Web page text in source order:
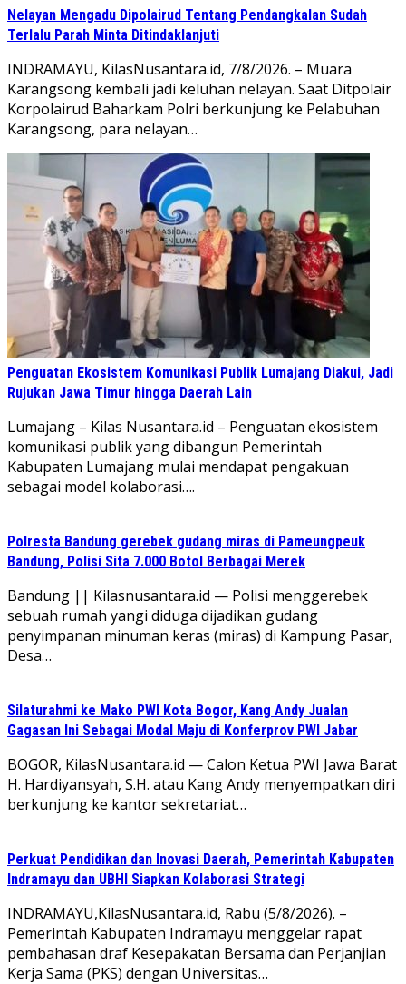
Nelayan Mengadu Dipolairud Tentang Pendangkalan Sudah
Terlalu Parah Minta Ditindaklanjuti
INDRAMAYU, KilasNusantara.id, 7/8/2026. – Muara
Karangsong kembali jadi keluhan nelayan. Saat Ditpolair
Korpolairud Baharkam Polri berkunjung ke Pelabuhan
Karangsong, para nelayan…
Penguatan Ekosistem Komunikasi Publik Lumajang Diakui, Jadi
Rujukan Jawa Timur hingga Daerah Lain
Lumajang – Kilas Nusantara.id – Penguatan ekosistem
komunikasi publik yang dibangun Pemerintah
Kabupaten Lumajang mulai mendapat pengakuan
sebagai model kolaborasi….
Polresta Bandung gerebek gudang miras di Pameungpeuk
Bandung, Polisi Sita 7.000 Botol Berbagai Merek
Bandung || Kilasnusantara.id — Polisi menggerebek
sebuah rumah yangi diduga dijadikan gudang
penyimpanan minuman keras (miras) di Kampung Pasar,
Desa…
Silaturahmi ke Mako PWI Kota Bogor, Kang Andy Jualan
Gagasan Ini Sebagai Modal Maju di Konferprov PWI Jabar
BOGOR, KilasNusantara.id — Calon Ketua PWI Jawa Barat
H. Hardiyansyah, S.H. atau Kang Andy menyempatkan diri
berkunjung ke kantor sekretariat…
Perkuat Pendidikan dan Inovasi Daerah, Pemerintah Kabupaten
Indramayu dan UBHI Siapkan Kolaborasi Strategi
INDRAMAYU,KilasNusantara.id, Rabu (5/8/2026). –
Pemerintah Kabupaten Indramayu menggelar rapat
pembahasan draf Kesepakatan Bersama dan Perjanjian
Kerja Sama (PKS) dengan Universitas…